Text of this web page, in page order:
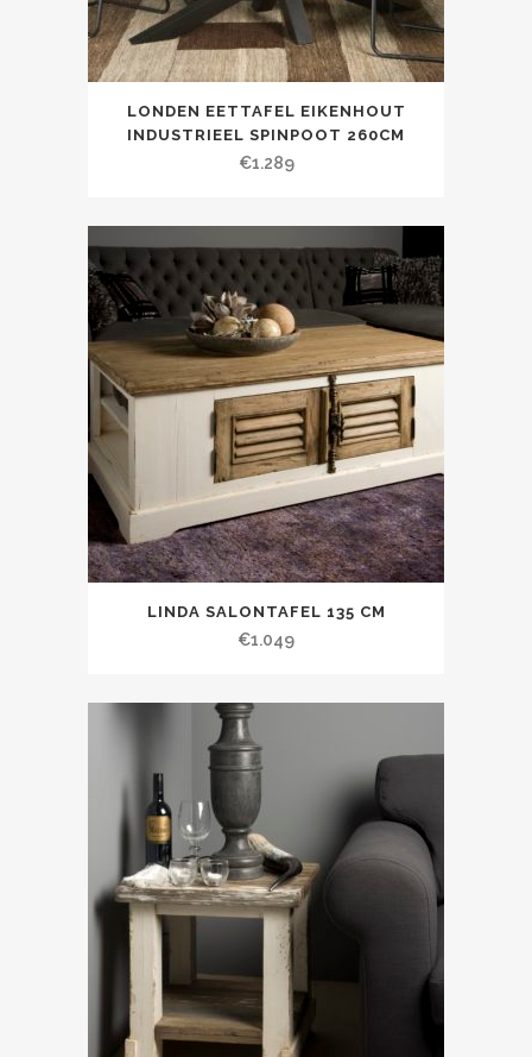
LONDEN EETTAFEL EIKENHOUT
INDUSTRIEEL SPINPOOT 260CM
€1.289
LINDA SALONTAFEL 135 CM
€1.049